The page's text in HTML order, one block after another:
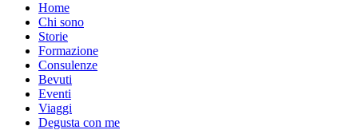
Home
Chi sono
Storie
Formazione
Consulenze
Bevuti
Eventi
Viaggi
Degusta con me